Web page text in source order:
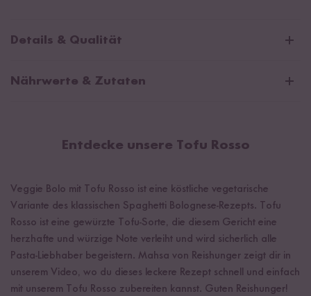
Details & Qualität
Inhalt/Größe
Nährwerte & Zutaten
Kohlenhydrate
davon Zucker
Salz
0,9 g
Wasser,Sojabohnen*¹ 17%, Sonnenblumenöl*, Tomaten*
Entdecke unsere Tofu Rosso
Veggie Bolo mit Tofu Rosso ist eine köstliche vegetarische
Variante des klassischen Spaghetti Bolognese-Rezepts. Tofu
Rosso ist eine gewürzte Tofu-Sorte, die diesem Gericht eine
herzhafte und würzige Note verleiht und wird sicherlich alle
Pasta-Liebhaber begeistern. Mahsa von Reishunger zeigt dir in
unserem Video, wo du dieses leckere Rezept schnell und einfach
mit unserem Tofu Rosso zubereiten kannst. Guten Reishunger!